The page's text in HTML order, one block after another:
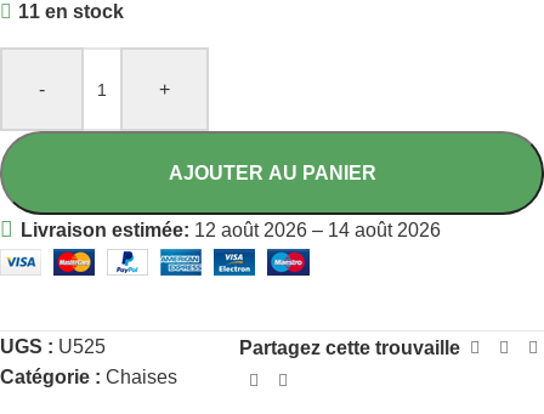
11 en stock
- +
AJOUTER AU PANIER
Livraison estimée: 12 août 2026 – 14 août 2026
UGS : U525
Catégorie : Chaises
Partagez cette trouvaille